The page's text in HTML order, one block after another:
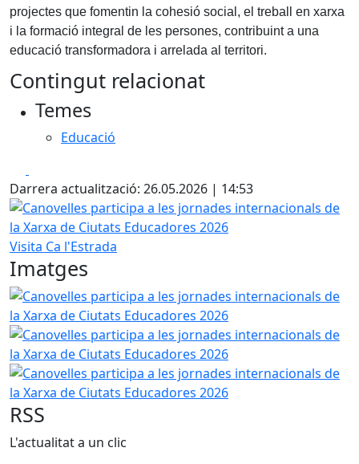
projectes que fomentin la cohesió social, el treball en xarxa
i la formació integral de les persones, contribuint a una
educació transformadora i arrelada al territori.
Contingut relacionat
Temes
Educació
Darrera actualització: 26.05.2026 | 14:53
Canovelles participa a les jornades internacionals de la
Visita Ca l'Estrada
Imatges
Canovelles participa a les jornades internacionals de la
Canovelles participa a les jornades internacionals de la
Canovelles participa a les jornades internacionals de la
RSS
L'actualitat a un clic